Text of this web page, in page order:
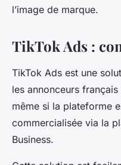
l’image de marque.
TikTok Ads :
TikTok Ads est une
les annonceurs
même si la plateforme
commercialisée via la
Business.